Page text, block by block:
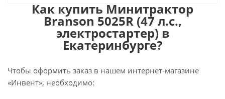
Как купить Минитрактор
Branson 5025R (47 л.с.,
электростартер) в
Екатеринбурге?
Чтобы оформить заказ в нашем интернет-магазине
«Инвент», необходимо: